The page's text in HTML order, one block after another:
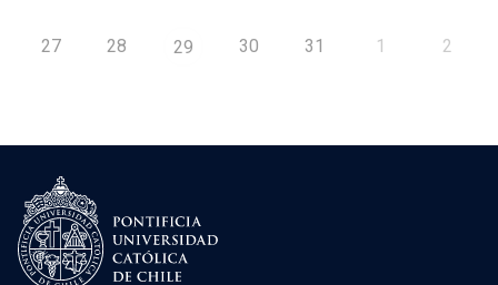
27 28 29 30 31 1 2